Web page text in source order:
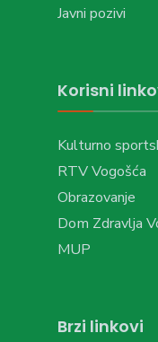
Javni pozivi
Korisni
Kulturno
RTV Vogošća
Obrazovanje
Dom Zdravlja
MUP
Brzi linkovi